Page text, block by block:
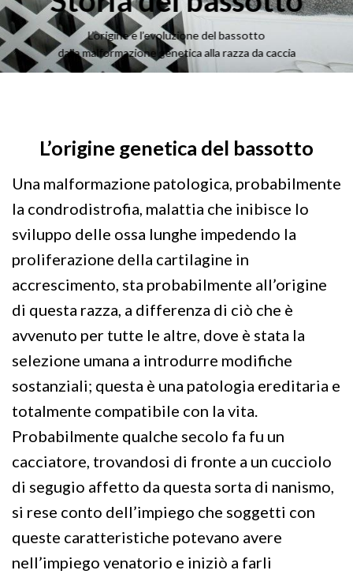
L’origine e l’evoluzione del bassotto
dalla malformazione genetica alla razza da caccia
L’origine genetica del bassotto
Una malformazione patologica, probabilmente
la condrodistrofia, malattia che inibisce lo
sviluppo delle ossa lunghe impedendo la
proliferazione della cartilagine in
accrescimento, sta probabilmente all’origine
di questa razza, a differenza di ciò che è
avvenuto per tutte le altre, dove è stata la
selezione umana a introdurre modifiche
sostanziali; questa è una patologia ereditaria e
totalmente compatibile con la vita.
Probabilmente qualche secolo fa fu un
cacciatore, trovandosi di fronte a un cucciolo
di segugio affetto da questa sorta di nanismo,
si rese conto dell’impiego che soggetti con
queste caratteristiche potevano avere
nell’impiego venatorio e iniziò a farli